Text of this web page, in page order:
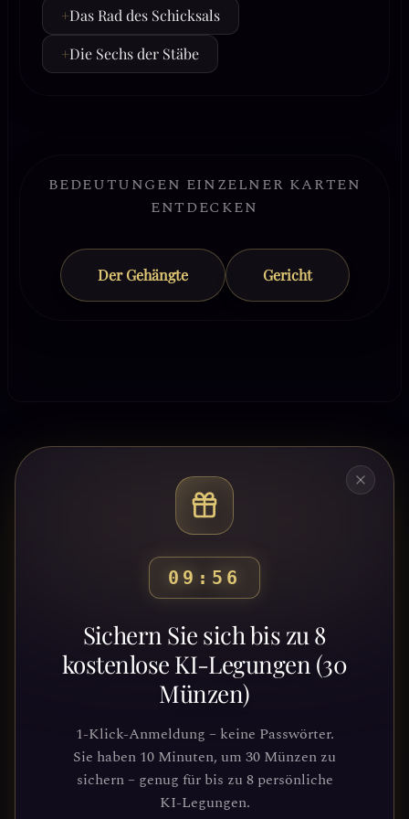
+Das Rad des Schicksals
+Die Sechs der Stäbe
BEDEUTUNGEN EINZELNER KARTEN
ENTDECKEN
Der Gehängte Gericht
09:53
Sichern Sie sich bis zu 8
kostenlose KI-Legungen (30
Münzen)
1-Klick-Anmeldung – keine Passwörter.
Sie haben 10 Minuten, um 30 Münzen zu
sichern – genug für bis zu 8 persönliche
KI-Legungen.
Bereit, deinen Weg zu
entdecken?
Schließe dich Tausenden von
Suchenden an, die Klarheit und
Führung durch unsere Plattform
gefunden haben. Deine kosmische Reise
wartet.